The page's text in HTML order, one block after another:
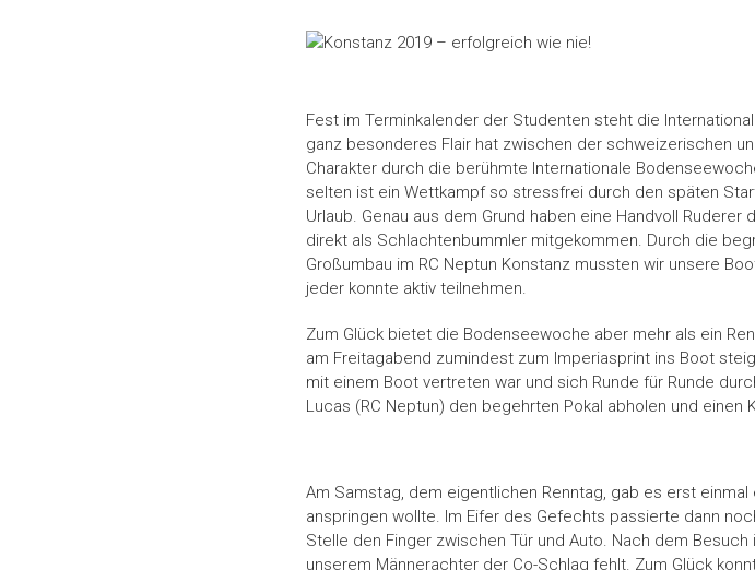
Fest im Terminkalender der Studenten steht die
ganz besonderes Flair hat zwischen der schweizerischen
Charakter durch die berühmte Internationale
selten ist ein Wettkampf so stressfrei durch den späten
Urlaub. Genau aus dem Grund haben eine Handvoll
direkt als Schlachtenbummler mitgekommen. Durch die
Großumbau im RC Neptun Konstanz mussten wir unsere
jeder konnte aktiv teilnehmen.
Zum Glück bietet die Bodenseewoche aber mehr als ein
am Freitagabend zumindest zum Imperiasprint ins Boot
mit einem Boot vertreten war und sich Runde für Runde
Lucas (RC Neptun) den begehrten Pokal abholen und
Am Samstag, dem eigentlichen Renntag, gab es erst
anspringen wollte. Im Eifer des Gefechts passierte dann
Stelle den Finger zwischen Tür und Auto. Nach dem
unserem Männerachter der Co-Schlag fehlt. Zum Glück